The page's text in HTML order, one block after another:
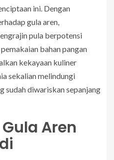
ini. Dengan
gula aren,
pula berpotensi
bahan pangan
kekayaan kuliner
sekalian melindungi
sudah diwariskan sepanjang
Aren